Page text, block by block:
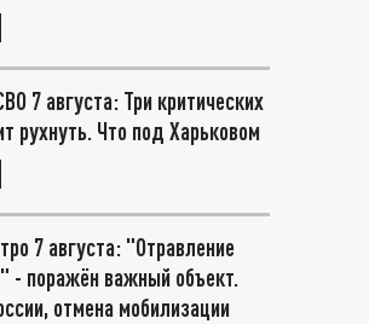
7 августа: Три критических
рухнуть. Что под Харьковом
7 августа: "Отравление
- поражён важный объект.
отмена мобилизации